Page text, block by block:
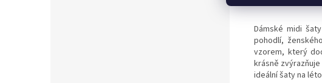
Dámské midi
pohodlí,
vzorem, který
krásně
ideální šaty na